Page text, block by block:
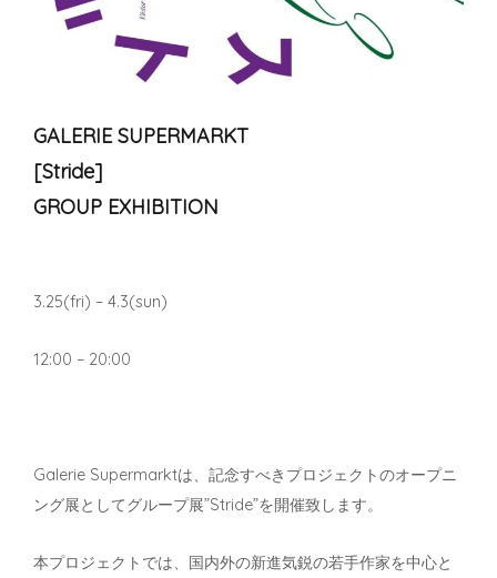
GALERIE SUPERMARKT
[Stride]
GROUP EXHIBITION
3.25(fri) – 4.3(sun)
12:00 – 20:00
Galerie Supermarktは、記念すべきプロジェクトのオープニ
ング展としてグループ展”Stride”を開催致します。
本プロジェクトでは、国内外の新進気鋭の若手作家を中心と